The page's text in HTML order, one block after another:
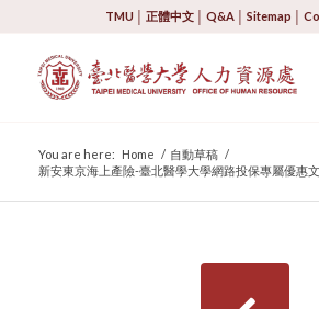
TMU │正體中文 │Q&A │Sitemap │
You are here: Home / 自動草稿 /
新安東京海上產險-臺北醫學大學網路投保專屬優惠文